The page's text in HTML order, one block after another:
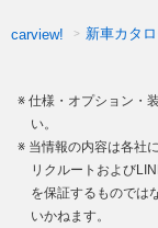
carview! 新車カタ
仕様・オプション・
い。
当情報の内容は各社
リクルートおよび
を保証するものでは
いかねます。